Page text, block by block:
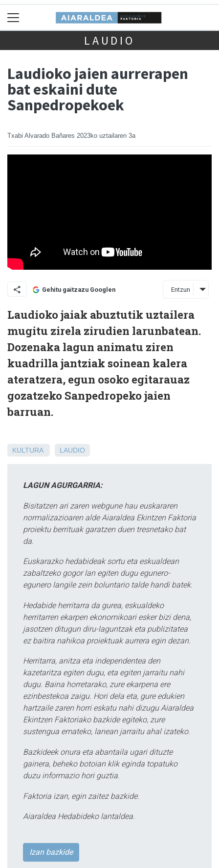
LAUDIO
Laudioko jaien aurrerapen
bat eskaini dute
Sanpedropekoek
Txabi Alvarado Bañares 2023ko uztailaren 3a
Gehitu gaitzazu Googlen Entzun
Laudioko jaiak abuztutik uztailera
mugitu zirela zirudien larunbatean.
Dozenaka lagun animatu ziren
kuadrilla jantziak soinean kalera
ateratzera, egun osoko egitarauaz
gozatzeko Sanpedropeko jaien
barruan.
KULTURA LAUDIO
LAGUN AGURGARRIA:
Bisitatzen ari zaren webgune hau euskararen
normalizazioaren alde Aiaraldea Ekintzen Faktoria
proiektu berrituak garatzen duen tresnetako bat
da.
Euskarazko hedabideak sortu eta eskualdean
zabaltzeko gogor lan egiten dugu egunero-
egunero langile zein boluntario talde handi batek.
Hedabide herritarra da gurea, eskualdeko
herritarren ekarpen ekonomikoari esker bizi dena,
jasotzen ditugun diru-laguntzak eta publizitatea
ez baitira nahikoa proiektuak aurrera egin dezan.
Herritarra, anitza eta independentea den
kazetaritza egiten dugu, eta egiten jarraitu nahi
dugu. Baina horretarako, zure ekarpena ere
ezinbestekoa zaigu. Hori dela eta, gure edukien
hartzaile zaren horri eskatu nahi dizugu Aiaraldea
Ekintzen Faktoriako bazkide egiteko, zure
sustengua emateko, lanean jarraitu ahal izateko.
Bazkideek onura eta abantaila ugari dituzte
gainera, beheko botoian klik eginda topatuko
duzu informazio hori guztia.
Faktoria izan, egin zaitez bazkide.
Aiaraldea Hedabideko lantaldea.
Izan bazkide